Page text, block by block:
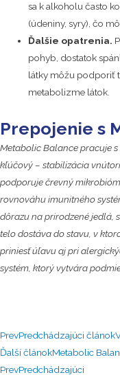
sa k alkoholu často
(údeniny, syry), čo
Ďalšie opatrenia.
pohyb, dostatok
látky môžu podporiť
metabolizme látok.
Prepojenie s
Metabolic Balance pracuje
kľúčový – stabilizácia
podporuje črevný
rovnováhu imunitného
dôrazu na prirodzené jedlá,
telo dostáva do stavu, v
priniesť úľavu aj pri
systém, ktorý vytvára
PrevPredchádzajúci článok
Ďalší článokMetabolic
PrevPredchádzajúci